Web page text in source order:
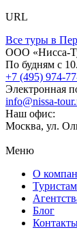
URL
Все туры в
ООО «Нисса-
По будням с
+7 (495) 974-
Электронная
info@nissa-
Наш офис:
Москва, ул.
Меню
О
Туристам
Блог